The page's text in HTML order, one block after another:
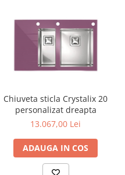
Chiuveta sticla Crystalix 20
personalizat dreapta
13.067,00 Lei
ADAUGA IN COS